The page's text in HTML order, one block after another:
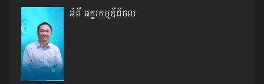
អំពី អក្ខរកម្មឌីជីថល